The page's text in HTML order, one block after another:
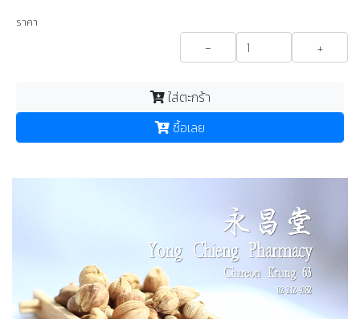
ราคา
- +
ใส่ตะกร้า
ซื้อเลย